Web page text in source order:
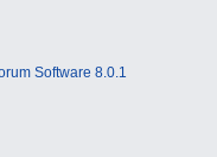
Software 8.0.1